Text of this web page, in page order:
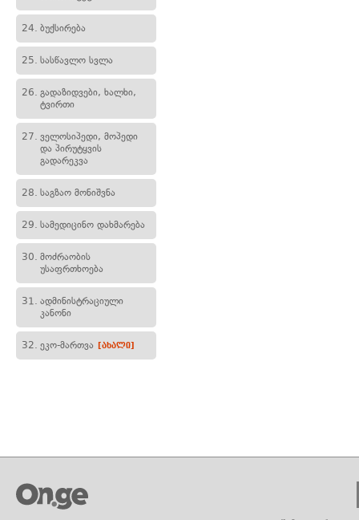
24. ბუქსირება
25. სასწავლო სვლა
26. გადაზიდვები, ხალხი,
ტვირთი
27. ველოსიპედი, მოპედი
და პირუტყვის
გადარეკვა
28. საგზაო მონიშვნა
29. სამედიცინო დახმარება
30. მოძრაობის
უსაფრთხოება
31. ადმინისტრაციული
კანონი
32. ეკო-მართვა [ახალი]